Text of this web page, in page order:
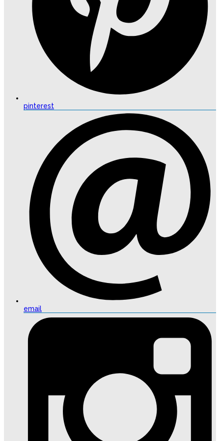
pinterest
email